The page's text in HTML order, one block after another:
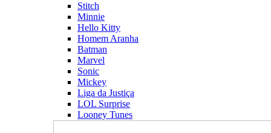
Stitch
Minnie
Hello Kitty
Homem Aranha
Batman
Marvel
Sonic
Mickey
Liga da Justiça
LOL Surprise
Looney Tunes